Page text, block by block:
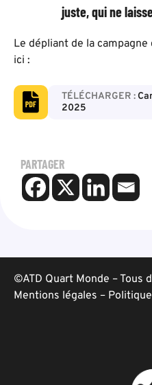
juste, qui ne
Le dépliant de la
ici :
2025
PARTAGER
©ATD Quart Monde – Tous
Mentions légales –